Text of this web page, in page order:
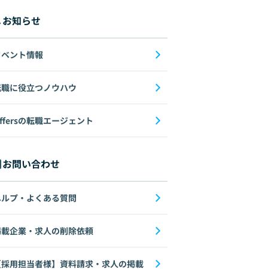
お知らせ
ント情報
に役立つノウハウ
の転職エージェント
お問い合わせ
プ・よくある質問
企業・求人の削除依頼
用担当者様】資料請求・求人の掲載